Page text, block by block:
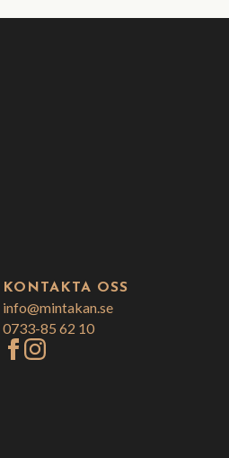
KONTAKTA OSS
info@mintakan.se
0733-85 62 10